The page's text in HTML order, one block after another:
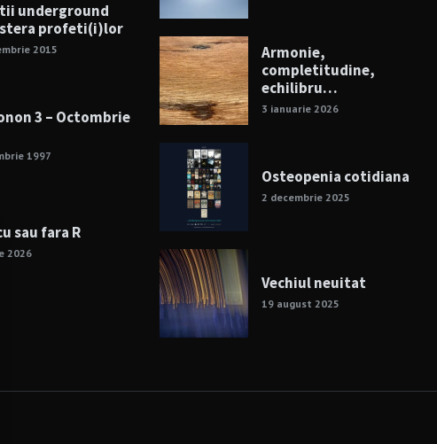
underground
profeti(i)lor
2015
3 – Octombrie
1997
sau fara R
2026
Armonie,
completitudine,
echilibru…
3 ianuarie 2026
Osteopenia cotidiana
2 decembrie 2025
Vechiul neuitat
19 august 2025